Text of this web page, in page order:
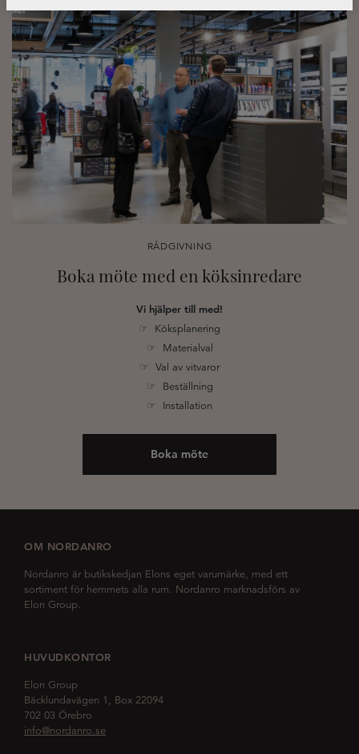
RÅDGIVNING
Boka möte med en köksinredare
Vi hjälper till med!
☞ Köksplanering
☞ Materialval
☞ Val av vitvaror
☞ Beställning
☞ Installation
Boka möte
OM NORDANRO
Nordanro är butikskedjan Elons eget varumärke, med ett
sortiment för hemmets alla rum. Nordanro marknadsförs av
Elon Group.
HUVUDKONTOR
Elon Group
Bäcklundavägen 1, Box 22094
702 03 Örebro
info@nordanro.se